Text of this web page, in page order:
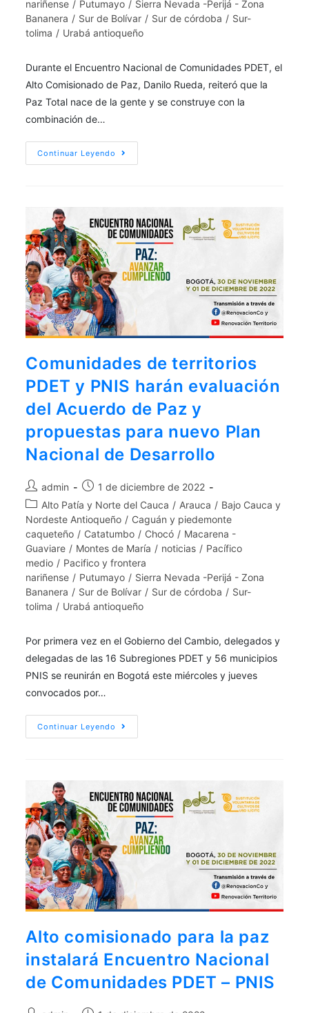
nariñense / Putumayo / Sierra Nevada -Perijá - Zona
Bananera / Sur de Bolívar / Sur de córdoba / Sur-
tolima / Urabá antioqueño
Durante el Encuentro Nacional de Comunidades PDET, el
Alto Comisionado de Paz, Danilo Rueda, reiteró que la
Paz Total nace de la gente y se construye con la
combinación de…
Continuar Leyendo
Comunidades de territorios
PDET y PNIS harán evaluación
del Acuerdo de Paz y
propuestas para nuevo Plan
Nacional de Desarrollo
admin
1 de diciembre de 2022
Alto Patía y Norte del Cauca / Arauca / Bajo Cauca y
Nordeste Antioqueño / Caguán y piedemonte
caqueteño / Catatumbo / Chocó / Macarena -
Guaviare / Montes de María / noticias / Pacífico
medio / Pacifico y frontera
nariñense / Putumayo / Sierra Nevada -Perijá - Zona
Bananera / Sur de Bolívar / Sur de córdoba / Sur-
tolima / Urabá antioqueño
Por primera vez en el Gobierno del Cambio, delegados y
delegadas de las 16 Subregiones PDET y 56 municipios
PNIS se reunirán en Bogotá este miércoles y jueves
convocados por…
Continuar Leyendo
Alto comisionado para la paz
instalará Encuentro Nacional
de Comunidades PDET – PNIS